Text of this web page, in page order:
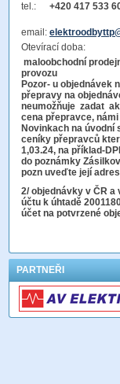
tel.: +420 417 533
email:
Otevírací doba:
maloobchodní
Pozor- u objednávek
přepravy na
neumožňuje zadat
cena přepravce,
Novinkach na úvodní
ceníky přepravců
1,03.24, na příklad-
do poznámky
pozn uveďte její
2/ objednávky v ČR a
účtu k úhtadě
účet na potvrzené
PARTNEŘI